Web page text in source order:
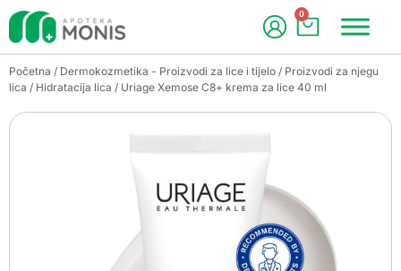
0
Početna / Dermokozmetika - Proizvodi za lice i tijelo / Proizvodi za njegu
lica / Hidratacija lica / Uriage Xemose C8+ krema za lice 40 ml